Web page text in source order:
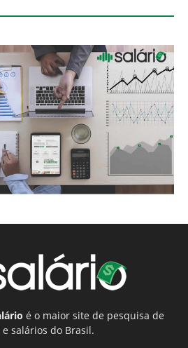
é o maior site de pesquisa de
e salários do Brasil.